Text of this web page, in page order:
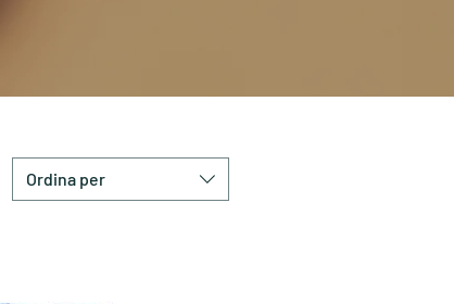
Ordina per